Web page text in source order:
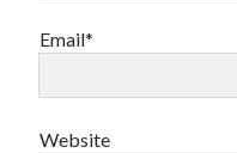
Email*
Website